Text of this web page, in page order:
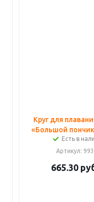
Круг для
«Большой
Есть в
Артикул:
665.30